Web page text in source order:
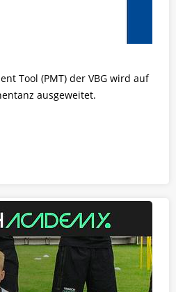
Tool (PMT) der VBG wird auf
ausgeweitet.